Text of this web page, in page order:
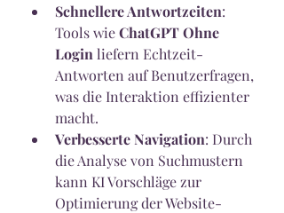
Schnellere Antwortzeiten:
Tools wie ChatGPT Ohne
Login liefern Echtzeit-
Antworten auf Benutzerfragen,
was die Interaktion effizienter
macht.
Verbesserte Navigation: Durch
die Analyse von Suchmustern
kann KI Vorschläge zur
Optimierung der Website-